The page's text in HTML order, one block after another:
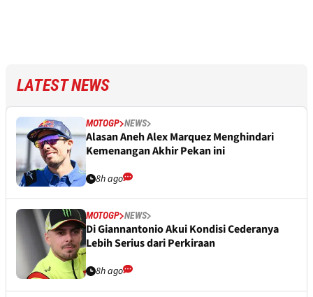
LATEST NEWS
MOTOGP NEWS
Alasan Aneh Alex Marquez Menghindari
Kemenangan Akhir Pekan ini
8h ago
MOTOGP NEWS
Di Giannantonio Akui Kondisi Cederanya
Lebih Serius dari Perkiraan
8h ago